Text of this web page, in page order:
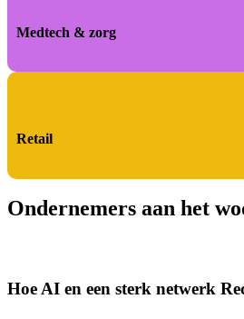
Medtech & zorg
Retail
Ondernemers aan het
Hoe AI en een sterk netwerk